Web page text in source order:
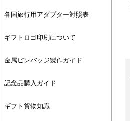
各国旅行用アダプター対照表
ギフトロゴ印刷について
金属ピンバッジ製作ガイド
記念品購入ガイド
ギフト貨物知識